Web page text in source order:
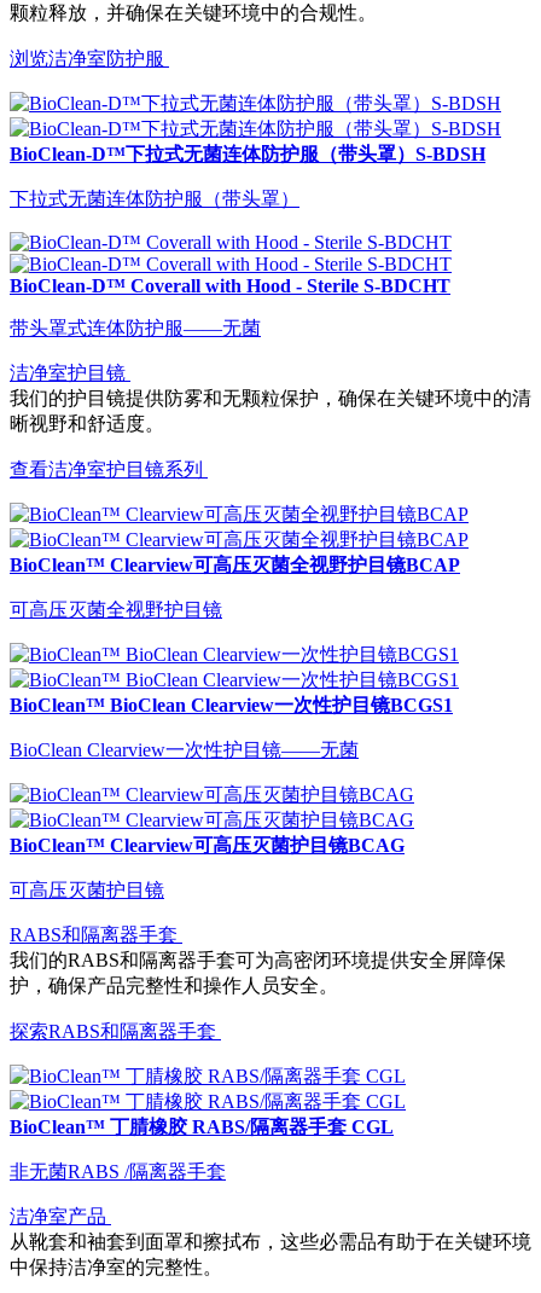
颗粒释放，并确保在关键环境中的合规性。
浏览洁净室防护服
BioClean-D™下拉式无菌连体防护服（带头罩）S-BDSH
下拉式无菌连体防护服（带头罩）
BioClean-D™ Coverall with Hood - Sterile S-BDCHT
带头罩式连体防护服——无菌
洁净室护目镜
我们的护目镜提供防雾和无颗粒保护，确保在关键环境中的清
晰视野和舒适度。
查看洁净室护目镜系列
BioClean™ Clearview可高压灭菌全视野护目镜BCAP
可高压灭菌全视野护目镜
BioClean™ BioClean Clearview一次性护目镜BCGS1
BioClean Clearview一次性护目镜——无菌
BioClean™ Clearview可高压灭菌护目镜BCAG
可高压灭菌护目镜
RABS和隔离器手套
我们的RABS和隔离器手套可为高密闭环境提供安全屏障保
护，确保产品完整性和操作人员安全。
探索RABS和隔离器手套
BioClean™ 丁腈橡胶 RABS/隔离器手套 CGL
非无菌RABS /隔离器手套
洁净室产品
从靴套和袖套到面罩和擦拭布，这些必需品有助于在关键环境
中保持洁净室的完整性。